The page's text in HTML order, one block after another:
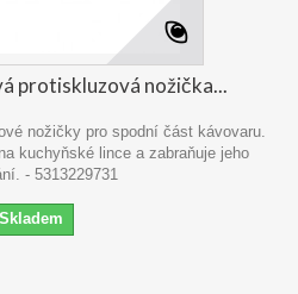
protiskluzová nožička...
nožičky pro spodní část kávovaru.
kuchyňské lince a zabraňuje jeho
- 5313229731
Skladem